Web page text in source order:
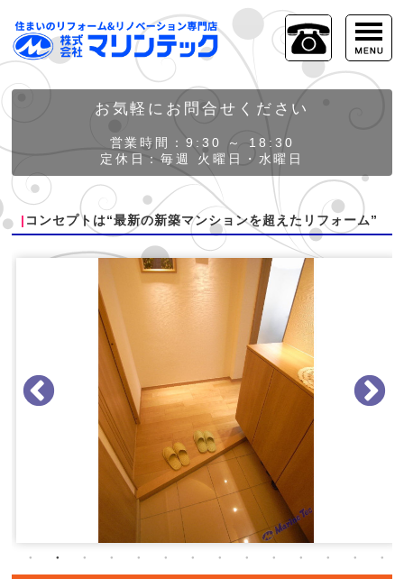
お気軽にお問合せください
営業時間：9:30 ～ 18:30
定休日：毎週 火曜日・水曜日
コンセプトは“最新の新築マンションを超えたリフォーム”